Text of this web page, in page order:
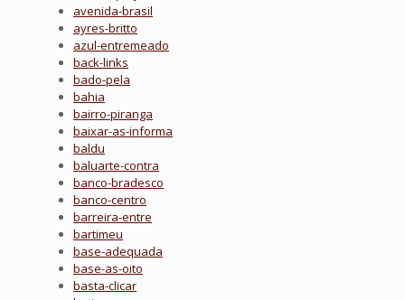
avenida-brasil
ayres-britto
azul-entremeado
back-links
bado-pela
bahia
bairro-piranga
baixar-as-informa
baldu
baluarte-contra
banco-bradesco
banco-centro
barreira-entre
bartimeu
base-adequada
base-as-oito
basta-clicar